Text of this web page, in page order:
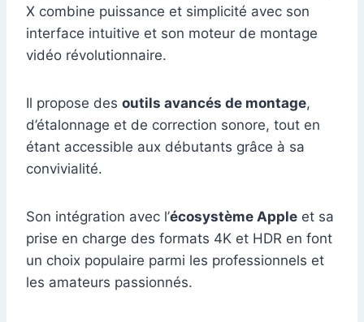
X combine puissance et simplicité avec son
interface intuitive et son moteur de montage
vidéo révolutionnaire.
Il propose des outils avancés de montage,
d’étalonnage et de correction sonore, tout en
étant accessible aux débutants grâce à sa
convivialité.
Son intégration avec l’écosystème Apple et sa
prise en charge des formats 4K et HDR en font
un choix populaire parmi les professionnels et
les amateurs passionnés.